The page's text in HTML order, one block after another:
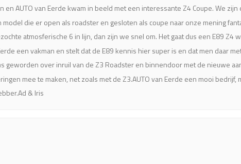
AUTO van Eerde kwam in beeld met een interessante Z4 Coupe. We
die er open als roadster en gesloten als coupe naar onze mening
atmosferische 6 in lijn, dan zijn we snel om. Het gaat dus een E89
een vakman en stelt dat de E89 kennis hier super is en dat men daar
over inruil van de Z3 Roadster en binnendoor met de nieuwe
mee te maken, net zoals met de Z3.AUTO van Eerde een mooi bedrijf,
& Iris